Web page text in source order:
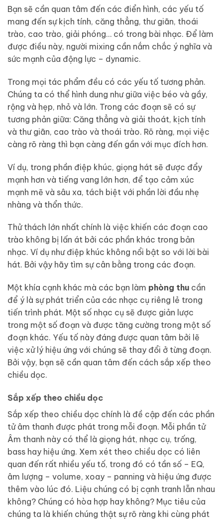
Bạn sẽ cần quan tâm đến các điển hình, các yếu tố
mang đến sự kịch tính, căng thẳng, thư giãn, thoái
trào, cao trào, giải phóng… có trong bài nhạc. Để làm
được điều này, người mixing cần nắm chắc ý nghĩa và
sức mạnh của động lực – dynamic.
Trong mọi tác phẩm đều có các yếu tố tương phản.
Chúng ta có thể hình dung như giữa việc béo và gầy,
rộng và hẹp, nhỏ và lớn. Trong các đoạn sẽ có sự
tương phản giữa: Căng thẳng và giải thoát, kịch tính
và thư giãn, cao trào và thoái trào. Rõ ràng, mọi việc
càng rõ ràng thì bạn càng đến gần với mục đích hơn.
Ví dụ, trong phần điệp khúc, giọng hát sẽ được đẩy
mạnh hơn và tiếng vang lớn hơn, để tạo cảm xúc
mạnh mẽ và sâu xa, tách biệt với phần lời đầu nhẹ
nhàng và thổn thức.
Thử thách lớn nhất chính là việc khiến các đoạn cao
trào không bị lấn át bởi các phần khác trong bản
nhạc. Ví dụ như điệp khúc không nổi bật so với lời bài
hát. Bởi vậy hãy tìm sự cân bằng trong các đoạn.
Một khía cạnh khác mà các bạn làm phòng thu cần
để ý là sự phát triển của các nhạc cụ riêng lẻ trong
tiến trình phát. Một số nhạc cụ sẽ được giản lược
trong một số đoạn và được tăng cường trong một số
đoạn khác. Yếu tố này đáng được quan tâm bởi lẽ
việc xử lý hiệu ứng với chúng sẽ thay đổi ở từng đoạn.
Bởi vậy, bạn sẽ cần quan tâm đến cách sắp xếp theo
chiều dọc.
Sắp xếp theo chiều dọc
Sắp xếp theo chiều dọc chính là đề cập đến các phần
tử âm thanh được phát trong mỗi đoạn. Mỗi phần tử
Âm thanh này có thể là giọng hát, nhạc cụ, trống,
bass hay hiệu ứng. Xem xét theo chiều dọc có liên
quan đến rất nhiều yếu tố, trong đó có tần số – EQ,
âm lượng – volume, xoay – panning và hiệu ứng được
thêm vào lúc đó. Liệu chúng có bị cạnh tranh lẫn nhau
không? Chúng có hòa hợp hay không? Mục tiêu của
chúng ta là khiến chúng thật sự rõ ràng khi cùng phát